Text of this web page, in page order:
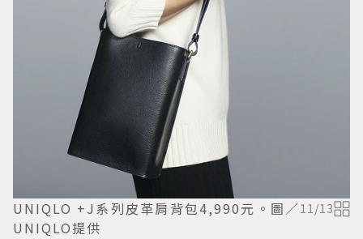
UNIQLO +J系列皮革肩背包4,990元。圖／
UNIQLO提供
11/13